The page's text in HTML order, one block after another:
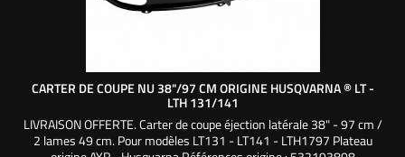
CARTER DE COUPE NU 38"/97 CM ORIGINE HUSQVARNA ® LT -
LTH 131/141
LIVRAISON OFFERTE. Carter de coupe éjection latérale 38" - 97 cm /
2 lames 49 cm. Pour modèles LT131 - LT141 - LTH1797 Plateau